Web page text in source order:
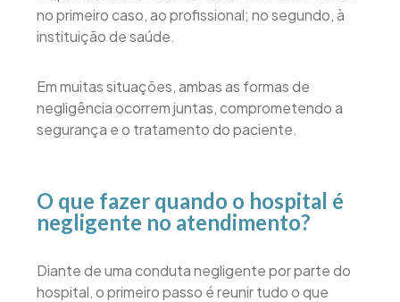
no primeiro caso, ao profissional; no segundo, à
instituição de saúde.
Em muitas situações, ambas as formas de
negligência ocorrem juntas, comprometendo a
segurança e o tratamento do paciente.
O que fazer quando o hospital é
negligente no atendimento?
Diante de uma conduta negligente por parte do
hospital, o primeiro passo é reunir tudo o que